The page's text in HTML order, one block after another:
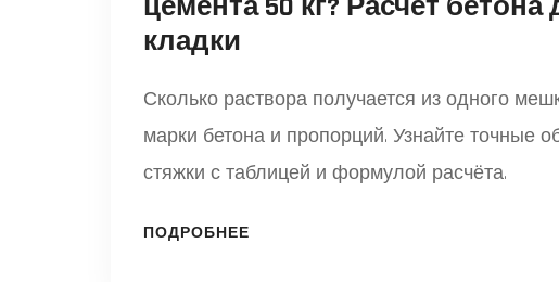
кладки
Сколько раствора получается из одного
марки бетона и пропорций. Узнайте точные
стяжки с таблицей и формулой расчёта.
ПОДРОБНЕЕ